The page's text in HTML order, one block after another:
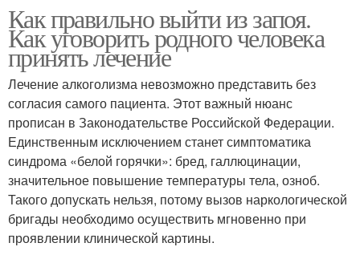
Как правильно выйти из запоя.
Как уговорить родного человека
принять лечение
Лечение алкоголизма невозможно представить без
согласия самого пациента. Этот важный нюанс
прописан в Законодательстве Российской Федерации.
Единственным исключением станет симптоматика
синдрома «белой горячки»: бред, галлюцинации,
значительное повышение температуры тела, озноб.
Такого допускать нельзя, потому вызов наркологической
бригады необходимо осуществить мгновенно при
проявлении клинической картины.